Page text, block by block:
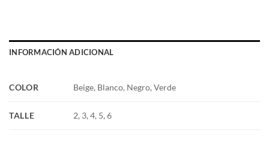
INFORMACIÓN ADICIONAL
COLOR Beige, Blanco, Negro, Verde
TALLE 2, 3, 4, 5, 6